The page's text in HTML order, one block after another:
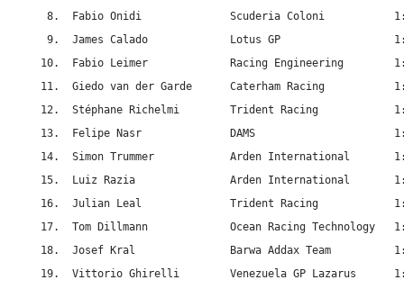
8.  Fabio Onidi              Scuderia Coloni
9.  James Calado             Lotus GP
10.  Fabio Leimer             Racing Engineering
11.  Giedo van der Garde      Caterham Racing
12.  Stéphane Richelmi        Trident Racing
13.  Felipe Nasr              DAMS
14.  Simon Trummer            Arden International
15.  Luiz Razia               Arden International
16.  Julian Leal              Trident Racing
17.  Tom Dillmann             Ocean Racing Technology
18.  Josef Kral               Barwa Addax Team
19.  Vittorio Ghirelli        Venezuela GP Lazarus